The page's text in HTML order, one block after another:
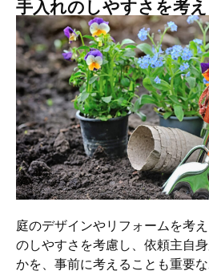
手入れのしやすさを考
庭のデザインやリフォームを考
のしやすさを考慮し、依頼主自
かを、事前に考えることも重要な